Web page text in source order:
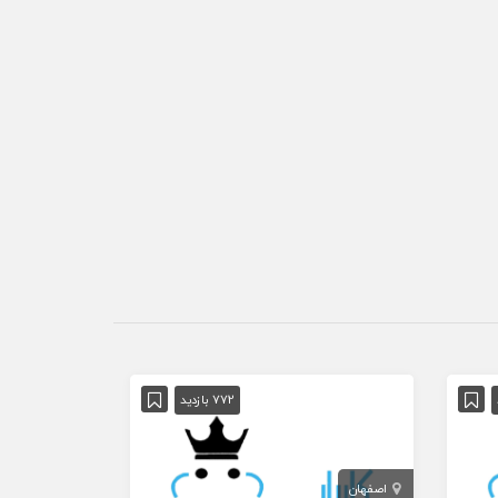
772 بازدید
اصفهان